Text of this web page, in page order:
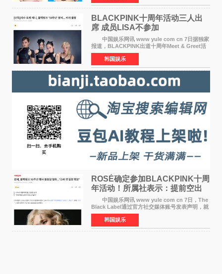
《音乐中心》MC，约1
BLACKPINK十周年活动三人出
席 成员LISA不参加
中国娱乐网讯 www yule com cn 7日据独家
报道，BLACKPINK出道十周年Meet & Greet活
动将由智秀、ROS&Eacute;、JENNIE出席，
LISA将缺席。 此前BLACKPINK所属社YG并
未为组合出道十周年做
韩国娱乐
ROSÉ确定参加BLACKPINK十周
年活动！所属社表示：提前空出
了时间
中国娱乐网讯 www yule com cn 7日，The
Black Label通过官方社交媒体账号发表声明，就
近期网络上关于ROS&Eacute;个人行程及是否参
加BLACKPINK出道纪念活动的种种猜测作出正
式回应。 Th
韩国娱乐